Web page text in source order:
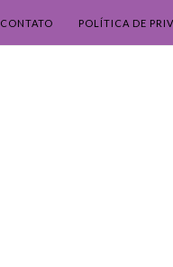
CONTATO POLÍTICA DE